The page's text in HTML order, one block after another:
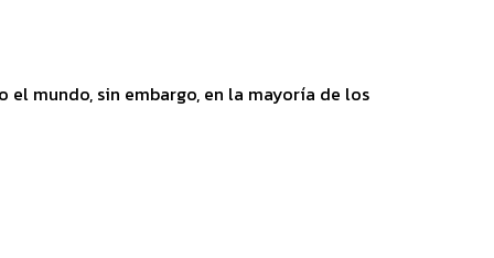
mundo, sin embargo, en la mayoría de los